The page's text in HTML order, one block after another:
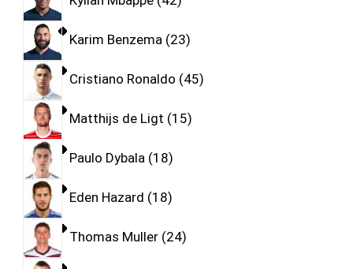
Karim Benzema 23
Cristiano Ronaldo 45
Matthijs de Ligt 15
Paulo Dybala 18
Eden Hazard 18
Thomas Muller 24